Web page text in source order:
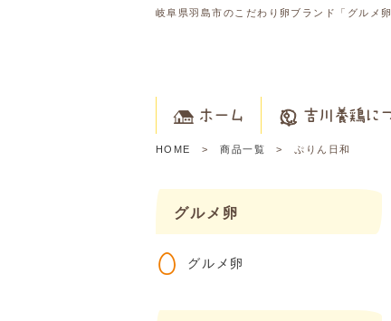
岐阜県羽島市のこだわり卵ブランド「グルメ卵
ホーム 吉川養鶏に
HOME 商品一覧 ぷりん日和
グルメ卵
グルメ卵